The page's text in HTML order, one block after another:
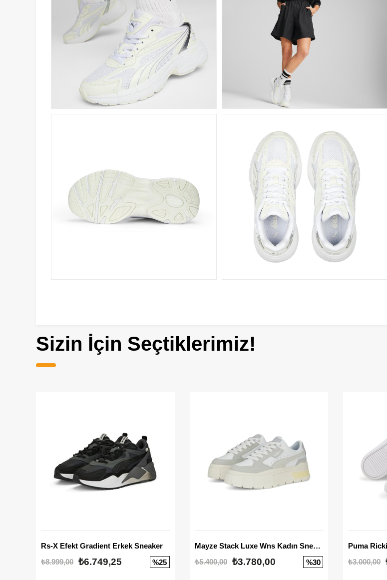
Sizin İçin Seçtiklerimiz!
Rs-X Efekt Gradient Erkek Sneaker
₺8.999,00 ₺6.749,25 %25
Mayze Stack Luxe Wns Kadın Sneaker
₺5.400,00
₺3.780,00 %30
Puma
₺3.000,00